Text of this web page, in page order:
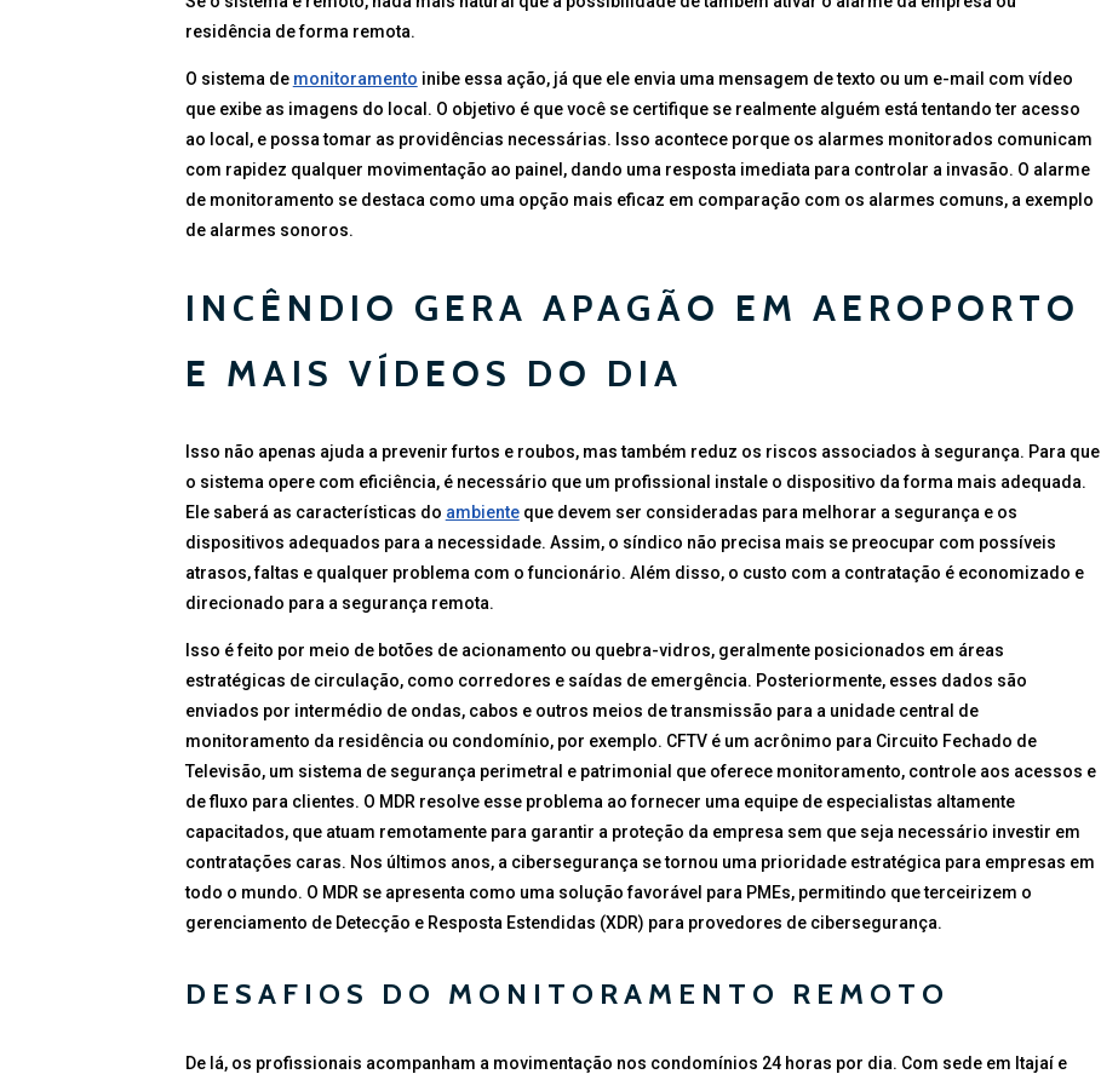
residência de forma remota.
O sistema de monitoramento inibe essa ação, já que ele envia uma mensagem de texto ou um e-mail com vídeo
que exibe as imagens do local. O objetivo é que você se certifique se realmente alguém está tentando ter acesso
ao local, e possa tomar as providências necessárias. Isso acontece porque os alarmes monitorados comunicam
com rapidez qualquer movimentação ao painel, dando uma resposta imediata para controlar a invasão. O alarme
de monitoramento se destaca como uma opção mais eficaz em comparação com os alarmes comuns, a exemplo
de alarmes sonoros.
INCÊNDIO GERA APAGÃO EM AEROPORTO
E MAIS VÍDEOS DO DIA
Isso não apenas ajuda a prevenir furtos e roubos, mas também reduz os riscos associados à segurança. Para que
o sistema opere com eficiência, é necessário que um profissional instale o dispositivo da forma mais adequada.
Ele saberá as características do ambienteque devem ser consideradas para melhorar a segurança e os
dispositivos adequados para a necessidade. Assim, o síndico não precisa mais se preocupar com possíveis
atrasos, faltas e qualquer problema com o funcionário. Além disso, o custo com a contratação é economizado e
direcionado para a segurança remota.
Isso é feito por meio de botões de acionamento ou quebra-vidros, geralmente posicionados em áreas
estratégicas de circulação, como corredores e saídas de emergência. Posteriormente, esses dados são
enviados por intermédio de ondas, cabos e outros meios de transmissão para a unidade central de
monitoramento da residência ou condomínio, por exemplo. CFTV é um acrônimo para Circuito Fechado de
Televisão, um sistema de segurança perimetral e patrimonial que oferece monitoramento, controle aos acessos e
de fluxo para clientes. O MDR resolve esse problema ao fornecer uma equipe de especialistas altamente
capacitados, que atuam remotamente para garantir a proteção da empresa sem que seja necessário investir em
contratações caras. Nos últimos anos, a cibersegurança se tornou uma prioridade estratégica para empresas em
todo o mundo. O MDR se apresenta como uma solução favorável para PMEs, permitindo que terceirizem o
gerenciamento de Detecção e Resposta Estendidas (XDR) para provedores de cibersegurança.
DESAFIOS DO MONITORAMENTO REMOTO
De lá, os profissionais acompanham a movimentação nos condomínios 24 horas por dia. Com sede em Itajaí e